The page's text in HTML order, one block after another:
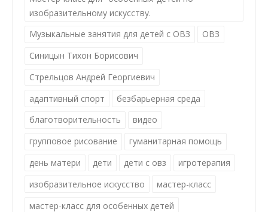
изобразительному искусству.
Музыкальные занятия для детей с ОВЗ
ОВЗ
Синицын Тихон Борисович
Стрельцов Андрей Георгиевич
адаптивный спорт
безбарьерная среда
благотворительность
видео
групповое рисование
гуманитарная помощь
день матери
дети дети с овз
игротерапия
изобразительное искусство
мастер-класс
мастер-класс для особенных детей